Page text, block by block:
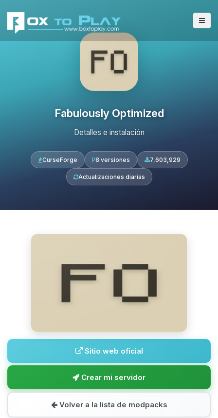
Fabulously Optimized
Detalles e instalación
CurseForge 8 versiones 7,603,929
Actualizaciones diarias
Sitio web oficial
Crear mi servidor
Volver a la lista de modpacks